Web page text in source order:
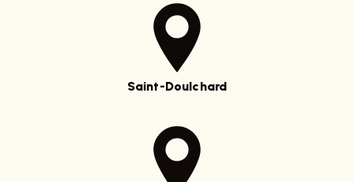
Saint-Doulchard